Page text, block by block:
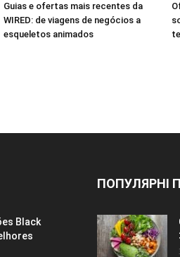
Guias e ofertas mais recentes da
WIRED: de viagens de negócios a
esqueletos animados
Black
ПОПУЛЯРНІ